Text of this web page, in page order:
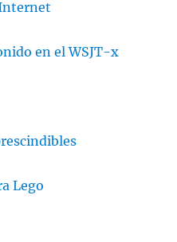
en el WSJT-x
Lego